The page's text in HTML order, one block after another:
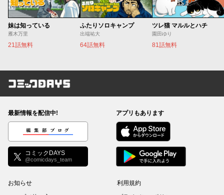
妹は知っている
雁木万里
21話無料
ふたりソロキャンプ
出端祐大
64話無料
ツレ猫 マルルとハチ
園田ゆり
81話無料
コミックDAYS
最新情報を配信中!
編集部ブログ
コミックDAYS
@comicdays_team
アプリもあります
お知らせ
利用規約